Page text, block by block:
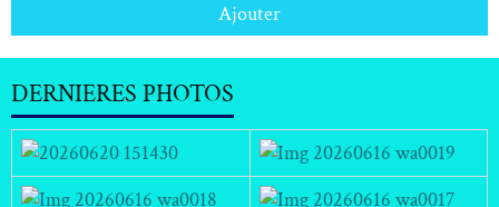
Ajouter
DERNIERES PHOTOS